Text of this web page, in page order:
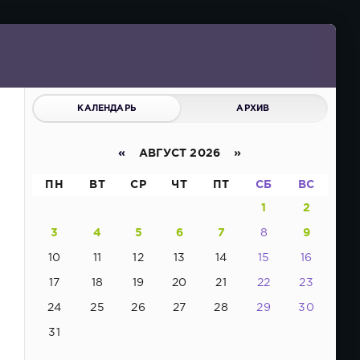
КАЛЕНДАРЬ АРХИВ
« АВГУСТ 2026 »
ПН ВТ СР ЧТ ПТ СБ ВС
1 2
3 4 5 6 7 8 9
10 11 12 13 14 15 16
17 18 19 20 21 22 23
24 25 26 27 28 29 30
31